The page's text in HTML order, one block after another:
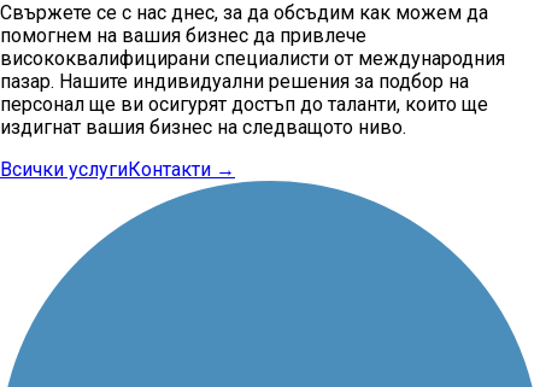
Свържете се с нас днес, за да обсъдим как можем да
помогнем на вашия бизнес да привлече
висококвалифицирани специалисти от международния
пазар. Нашите индивидуални решения за подбор на
персонал ще ви осигурят достъп до таланти, които ще
издигнат вашия бизнес на следващото ниво.
Всички услугиКонтакти →